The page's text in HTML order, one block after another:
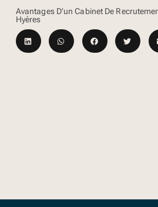
Avantages D’un Cabinet De
Hyères